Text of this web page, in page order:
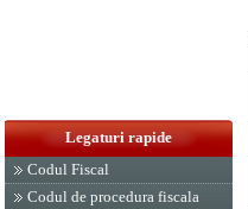
Legaturi rapide
Codul Fiscal
Codul de procedura fiscala